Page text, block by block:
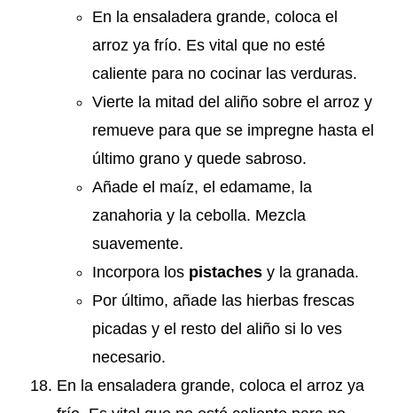
En la ensaladera grande, coloca el
arroz ya frío. Es vital que no esté
caliente para no cocinar las verduras.
Vierte la mitad del aliño sobre el arroz y
remueve para que se impregne hasta el
último grano y quede sabroso.
Añade el maíz, el edamame, la
zanahoria y la cebolla. Mezcla
suavemente.
Incorpora los pistaches y la granada.
Por último, añade las hierbas frescas
picadas y el resto del aliño si lo ves
necesario.
En la ensaladera grande, coloca el arroz ya